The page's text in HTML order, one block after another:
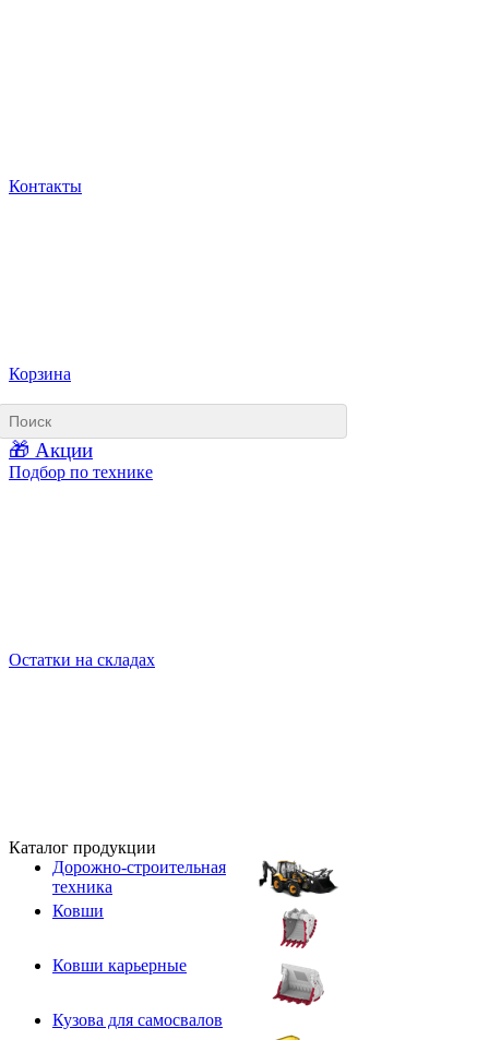
Контакты
Корзина
🎁 Акции
Подбор по технике
Остатки на складах
Каталог продукции
Дорожно-строительная
техника
Ковши
Ковши карьерные
Кузова для самосвалов